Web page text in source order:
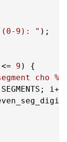
(0-9): " );
9 ) {
cho